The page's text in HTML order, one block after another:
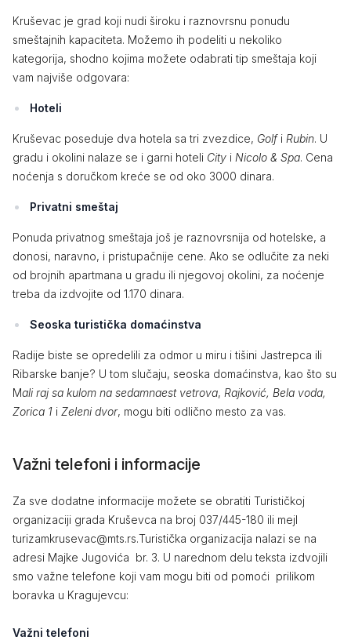
Kruševac je grad koji nudi široku i raznovrsnu ponudu
smeštajnih kapaciteta. Možemo ih podeliti u nekoliko
kategorija, shodno kojima možete odabrati tip smeštaja koji
vam najviše odgovara:
Hoteli
Kruševac poseduje dva hotela sa tri zvezdice, Golfi Rubin. U
gradu i okolini nalaze se i garni hoteli City i Nicolo & Spa. Cena
noćenja s doručkom kreće se od oko 3000 dinara.
Privatni smeštaj
Ponuda privatnog smeštaja još je raznovrsnija od hotelske, a
donosi, naravno, i pristupačnije cene. Ako se odlučite za neki
od brojnih apartmana u gradu ili njegovoj okolini, za noćenje
treba da izdvojite od 1.170 dinara.
Seoska turistička domaćinstva
Radije biste se opredelili za odmor u miru i tišini Jastrepca ili
Ribarske banje? U tom slučaju, seoska domaćinstva, kao što su
Mali raj sa kulom na sedamnaest vetrova, Rajković, Bela voda,
Zorica 1 i Zeleni dvor, mogu biti odlično mesto za vas.
Važni telefoni i informacije
Za sve dodatne informacije možete se obratiti Turističkoj
organizaciji grada Kruševca na broj 037/445-180 ili mejl
turizamkrusevac@mts.rs.Turistička organizacija nalazi se na
adresi Majke Jugovića br. 3. U narednom delu teksta izdvojili
smo važne telefone koji vam mogu biti od pomoći prilikom
boravka u Kragujevcu:
Važni telefoni